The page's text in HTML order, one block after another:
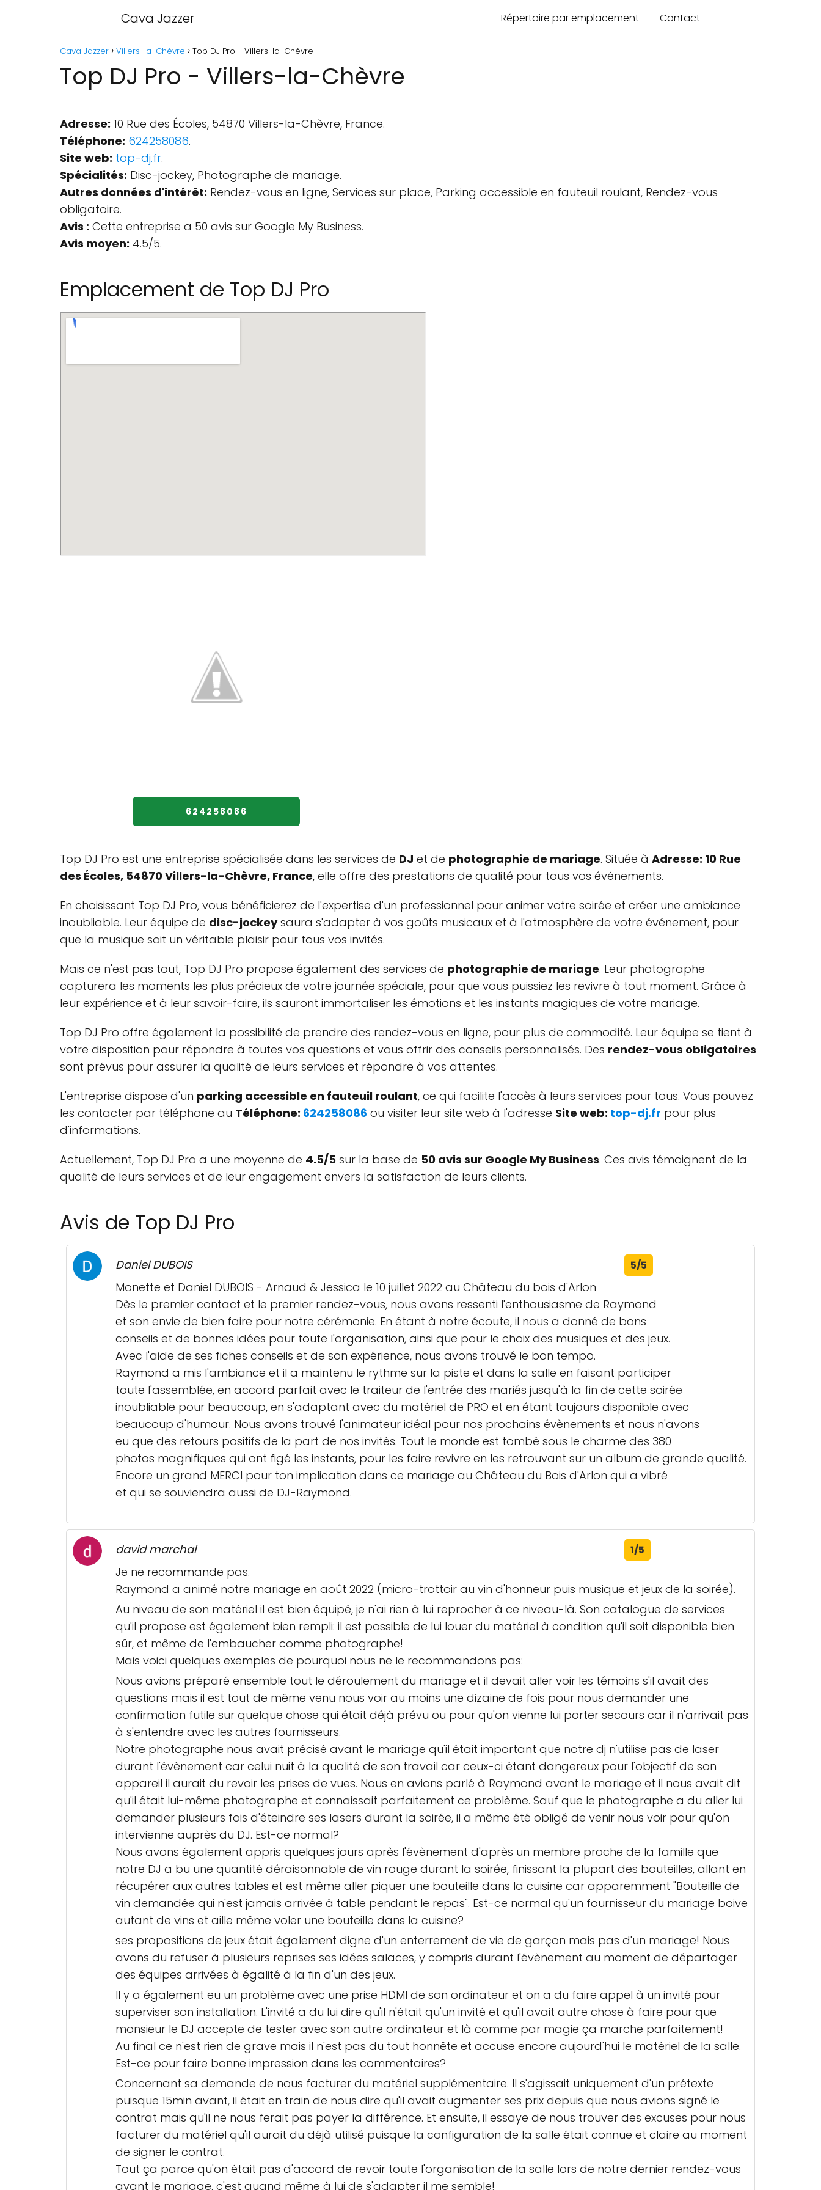
Cava Jazzer Répertoire par emplacement Contact
Cava Jazzer Villers-la-Chèvre Top DJ Pro - Villers-la-Chèvre
Top DJ Pro - Villers-la-Chèvre
Adresse: 10 Rue des Écoles, 54870 Villers-la-Chèvre, France.
Téléphone: 624258086.
Site web: top-dj.fr.
Spécialités: Disc-jockey, Photographe de mariage.
Autres données d'intérêt: Rendez-vous en ligne, Services sur place, Parking accessible en fauteuil roulant, Rendez-vous
obligatoire.
Avis : Cette entreprise a 50 avis sur Google My Business.
Avis moyen: 4.5/5.
Emplacement de Top DJ Pro
624258086
Top DJ Pro est une entreprise spécialisée dans les services de DJ et de photographie de mariage. Située à Adresse: 10 Rue
des Écoles, 54870 Villers-la-Chèvre, France, elle offre des prestations de qualité pour tous vos événements.
En choisissant Top DJ Pro, vous bénéficierez de l'expertise d'un professionnel pour animer votre soirée et créer une ambiance
inoubliable. Leur équipe de disc-jockeysaura s'adapter à vos goûts musicaux et à l'atmosphère de votre événement, pour
que la musique soit un véritable plaisir pour tous vos invités.
Mais ce n'est pas tout, Top DJ Pro propose également des services de photographie de mariage. Leur photographe
capturera les moments les plus précieux de votre journée spéciale, pour que vous puissiez les revivre à tout moment. Grâce à
leur expérience et à leur savoir-faire, ils sauront immortaliser les émotions et les instants magiques de votre mariage.
Top DJ Pro offre également la possibilité de prendre des rendez-vous en ligne, pour plus de commodité. Leur équipe se tient à
votre disposition pour répondre à toutes vos questions et vous offrir des conseils personnalisés. Des rendez-vous obligatoires
sont prévus pour assurer la qualité de leurs services et répondre à vos attentes.
L'entreprise dispose d'un parking accessible en fauteuil roulant, ce qui facilite l'accès à leurs services pour tous. Vous pouvez
les contacter par téléphone au Téléphone: 624258086 ou visiter leur site web à l'adresse Site web: top-dj.fr pour plus
d'informations.
Actuellement, Top DJ Pro a une moyenne de 4.5/5 sur la base de 50 avis sur Google My Business. Ces avis témoignent de la
qualité de leurs services et de leur engagement envers la satisfaction de leurs clients.
Avis de Top DJ Pro
Daniel DUBOIS 5/5
Monette et Daniel DUBOIS - Arnaud & Jessica le 10 juillet 2022 au Château du bois d'Arlon
Dès le premier contact et le premier rendez-vous, nous avons ressenti l'enthousiasme de Raymond
et son envie de bien faire pour notre cérémonie. En étant à notre écoute, il nous a donné de bons
conseils et de bonnes idées pour toute l'organisation, ainsi que pour le choix des musiques et des jeux.
Avec l'aide de ses fiches conseils et de son expérience, nous avons trouvé le bon tempo.
Raymond a mis l'ambiance et il a maintenu le rythme sur la piste et dans la salle en faisant participer
toute l'assemblée, en accord parfait avec le traiteur de l'entrée des mariés jusqu'à la fin de cette soirée
inoubliable pour beaucoup, en s'adaptant avec du matériel de PRO et en étant toujours disponible avec
beaucoup d'humour. Nous avons trouvé l'animateur idéal pour nos prochains évènements et nous n'avons
eu que des retours positifs de la part de nos invités. Tout le monde est tombé sous le charme des 380
photos magnifiques qui ont figé les instants, pour les faire revivre en les retrouvant sur un album de grande qualité.
Encore un grand MERCI pour ton implication dans ce mariage au Château du Bois d'Arlon qui a vibré
et qui se souviendra aussi de DJ-Raymond.
david marchal 1/5
Je ne recommande pas.
Raymond a animé notre mariage en août 2022 (micro-trottoir au vin d'honneur puis musique et jeux de la soirée).
Au niveau de son matériel il est bien équipé, je n'ai rien à lui reprocher à ce niveau-là. Son catalogue de services
qu'il propose est également bien rempli: il est possible de lui louer du matériel à condition qu'il soit disponible bien
sûr, et même de l'embaucher comme photographe!
Mais voici quelques exemples de pourquoi nous ne le recommandons pas:
Nous avions préparé ensemble tout le déroulement du mariage et il devait aller voir les témoins s'il avait des
questions mais il est tout de même venu nous voir au moins une dizaine de fois pour nous demander une
confirmation futile sur quelque chose qui était déjà prévu ou pour qu'on vienne lui porter secours car il n'arrivait pas
à s'entendre avec les autres fournisseurs.
Notre photographe nous avait précisé avant le mariage qu'il était important que notre dj n'utilise pas de laser
durant l'évènement car celui nuit à la qualité de son travail car ceux-ci étant dangereux pour l'objectif de son
appareil il aurait du revoir les prises de vues. Nous en avions parlé à Raymond avant le mariage et il nous avait dit
qu'il était lui-même photographe et connaissait parfaitement ce problème. Sauf que le photographe a du aller lui
demander plusieurs fois d'éteindre ses lasers durant la soirée, il a même été obligé de venir nous voir pour qu'on
intervienne auprès du DJ. Est-ce normal?
Nous avons également appris quelques jours après l'évènement d'après un membre proche de la famille que
notre DJ a bu une quantité déraisonnable de vin rouge durant la soirée, finissant la plupart des bouteilles, allant en
récupérer aux autres tables et est même aller piquer une bouteille dans la cuisine car apparemment "Bouteille de
vin demandée qui n'est jamais arrivée à table pendant le repas". Est-ce normal qu'un fournisseur du mariage boive
autant de vins et aille même voler une bouteille dans la cuisine?
ses propositions de jeux était également digne d'un enterrement de vie de garçon mais pas d'un mariage! Nous
avons du refuser à plusieurs reprises ses idées salaces, y compris durant l'évènement au moment de départager
des équipes arrivées à égalité à la fin d'un des jeux.
Il y a également eu un problème avec une prise HDMI de son ordinateur et on a du faire appel à un invité pour
superviser son installation. L'invité a du lui dire qu'il n'était qu'un invité et qu'il avait autre chose à faire pour que
monsieur le DJ accepte de tester avec son autre ordinateur et là comme par magie ça marche parfaitement!
Au final ce n'est rien de grave mais il n'est pas du tout honnête et accuse encore aujourd'hui le matériel de la salle.
Est-ce pour faire bonne impression dans les commentaires?
Concernant sa demande de nous facturer du matériel supplémentaire. Il s'agissait uniquement d'un prétexte
puisque 15min avant, il était en train de nous dire qu'il avait augmenter ses prix depuis que nous avions signé le
contrat mais qu'il ne nous ferait pas payer la différence. Et ensuite, il essaye de nous trouver des excuses pour nous
facturer du matériel qu'il aurait du déjà utilisé puisque la configuration de la salle était connue et claire au moment
de signer le contrat.
Tout ça parce qu'on était pas d'accord de revoir toute l'organisation de la salle lors de notre dernier rendez-vous
avant le mariage, c'est quand même à lui de s'adapter il me semble!